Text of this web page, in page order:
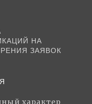
НА
ЗАЯВОК
характер